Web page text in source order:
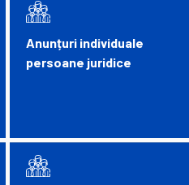
Anunțuri individuale
persoane juridice